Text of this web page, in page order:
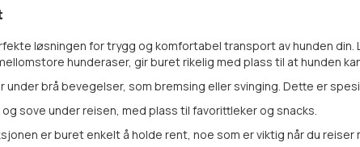
løsningen for trygg og komfortabel transport av hunden
hunderaser, gir buret rikelig med plass til at hunden
under brå bevegelser, som bremsing eller svinging. Dette er
sove under reisen, med plass til favorittleker og snacks.
er buret enkelt å holde rent, noe som er viktig når du reiser